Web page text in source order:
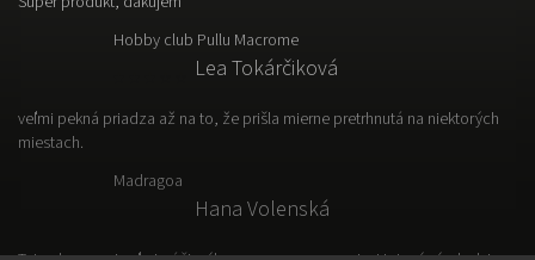
Hobby club Pullu Macrome
Lea Tokárčiková
veľmi pekná priadza až na to, že prišla mierne pretrhnutá na niektorých
miestach.
Madragoa
Hana Volenská